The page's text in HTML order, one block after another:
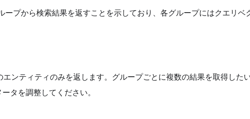
ープから検索結果を返すことを示しており、各グループにはクエリベ
ティティのみを返します。グループごとに複数の結果を取得したい
タを調整してください。